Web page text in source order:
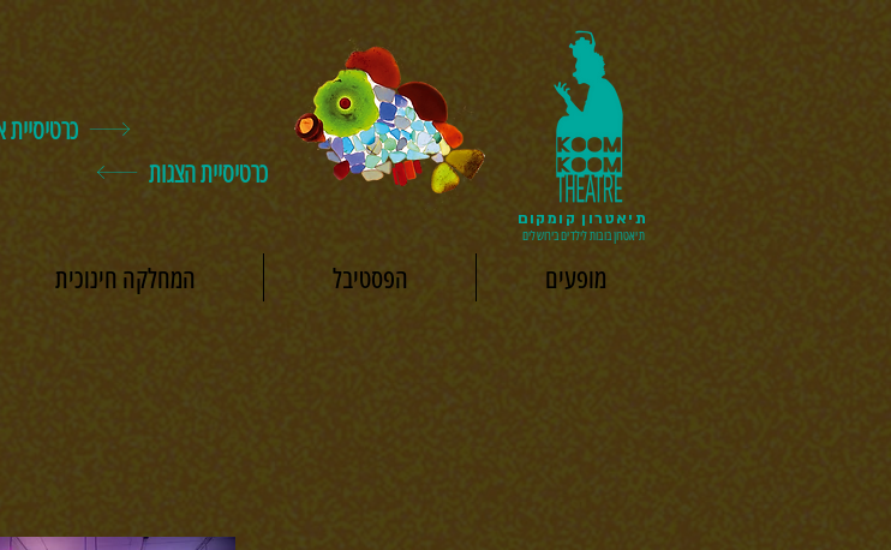
כרטיסיית הצגות
כרטיסיית
תיאטרון קומקום
תיאטרון בובות לילדים בירושלים
מופעים הפסטיבל המחלקה חינוכית